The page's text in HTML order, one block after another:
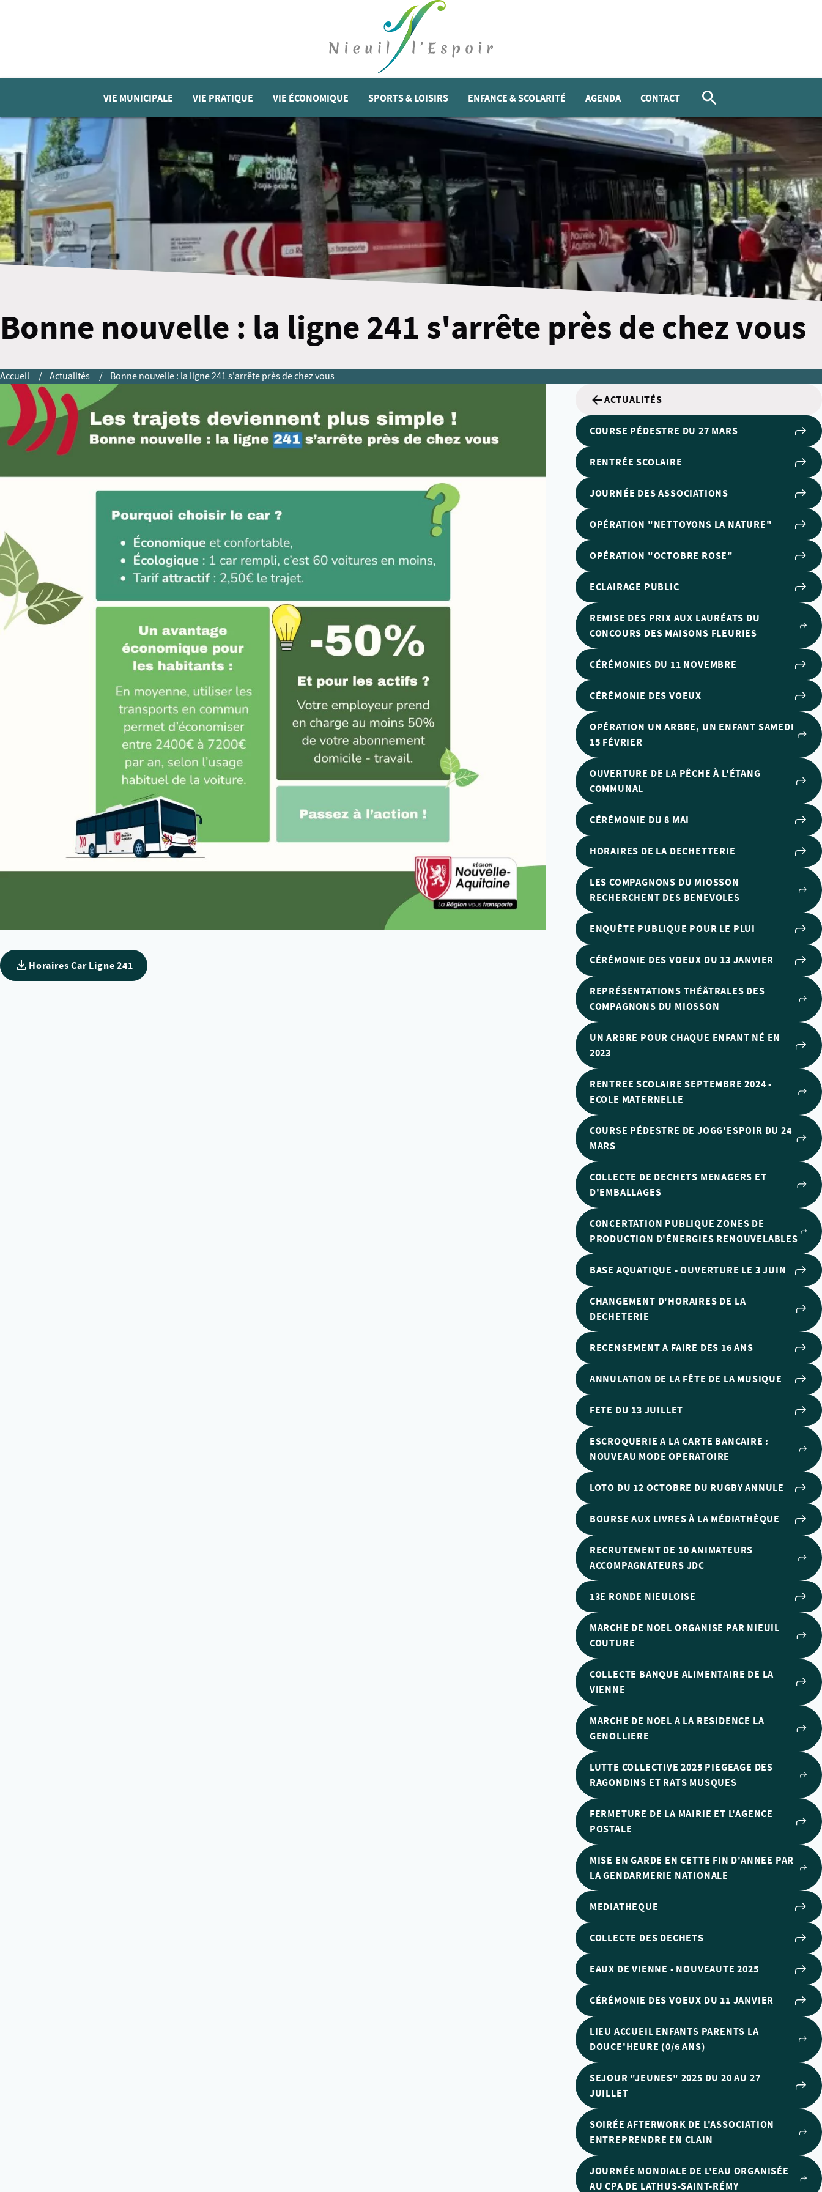
VIE MUNICIPALE VIE PRATIQUE VIE ÉCONOMIQUE SPORTS & LOISIRS ENFANCE & SCOLARITÉ AGENDA CONTACT
Bonne nouvelle : la ligne 241 s'arrête près de chez vous
Accueil Actualités Bonne nouvelle : la ligne 241 s'arrête près de chez vous
Horaires Car Ligne 241
ACTUALITÉS
COURSE PÉDESTRE DU 27 MARS
RENTRÉE SCOLAIRE
JOURNÉE DES ASSOCIATIONS
OPÉRATION "NETTOYONS LA NATURE"
OPÉRATION "OCTOBRE ROSE"
ECLAIRAGE PUBLIC
REMISE DES PRIX AUX LAURÉATS DU
CONCOURS DES MAISONS FLEURIES
CÉRÉMONIES DU 11 NOVEMBRE
CÉRÉMONIE DES VOEUX
OPÉRATION UN ARBRE, UN ENFANT SAMEDI
15 FÉVRIER
OUVERTURE DE LA PÊCHE À L'ÉTANG
COMMUNAL
CÉRÉMONIE DU 8 MAI
HORAIRES DE LA DECHETTERIE
LES COMPAGNONS DU MIOSSON
RECHERCHENT DES BENEVOLES
ENQUÊTE PUBLIQUE POUR LE PLUI
CÉRÉMONIE DES VOEUX DU 13 JANVIER
REPRÉSENTATIONS THÉÂTRALES DES
COMPAGNONS DU MIOSSON
UN ARBRE POUR CHAQUE ENFANT NÉ EN
2023
RENTREE SCOLAIRE SEPTEMBRE 2024 -
ECOLE MATERNELLE
COURSE PÉDESTRE DE JOGG'ESPOIR DU 24
MARS
COLLECTE DE DECHETS MENAGERS ET
D'EMBALLAGES
CONCERTATION PUBLIQUE ZONES DE
PRODUCTION D'ÉNERGIES RENOUVELABLES
BASE AQUATIQUE - OUVERTURE LE 3 JUIN
CHANGEMENT D'HORAIRES DE LA
DECHETERIE
RECENSEMENT A FAIRE DES 16 ANS
ANNULATION DE LA FÊTE DE LA MUSIQUE
FETE DU 13 JUILLET
ESCROQUERIE A LA CARTE BANCAIRE :
NOUVEAU MODE OPERATOIRE
LOTO DU 12 OCTOBRE DU RUGBY ANNULE
BOURSE AUX LIVRES À LA MÉDIATHÈQUE
RECRUTEMENT DE 10 ANIMATEURS
ACCOMPAGNATEURS JDC
13E RONDE NIEULOISE
MARCHE DE NOEL ORGANISE PAR NIEUIL
COUTURE
COLLECTE BANQUE ALIMENTAIRE DE LA
VIENNE
MARCHE DE NOEL A LA RESIDENCE LA
GENOLLIERE
LUTTE COLLECTIVE 2025 PIEGEAGE DES
RAGONDINS ET RATS MUSQUES
FERMETURE DE LA MAIRIE ET L'AGENCE
POSTALE
MISE EN GARDE EN CETTE FIN D'ANNEE PAR
LA GENDARMERIE NATIONALE
MEDIATHEQUE
COLLECTE DES DECHETS
EAUX DE VIENNE - NOUVEAUTE 2025
CÉRÉMONIE DES VOEUX DU 11 JANVIER
LIEU ACCUEIL ENFANTS PARENTS LA
DOUCE'HEURE (0/6 ANS)
SEJOUR "JEUNES" 2025 DU 20 AU 27
JUILLET
SOIRÉE AFTERWORK DE L'ASSOCIATION
ENTREPRENDRE EN CLAIN
JOURNÉE MONDIALE DE L'EAU ORGANISÉE
AU CPA DE LATHUS-SAINT-RÉMY